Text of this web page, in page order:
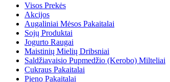
Visos Prekės
Akcijos
Augaliniai Mėsos Pakaitalai
Sojų Produktai
Jogurto Raugai
Maistinių Mielių Dribsniai
Saldžiavaisio Pupmedžio (kerobo) Milteliai
Cukraus Pakaitalai
Pieno Pakaitalai